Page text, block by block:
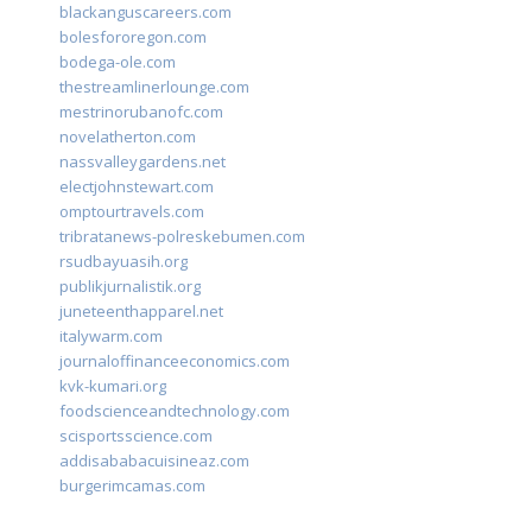
blackanguscareers.com
bolesfororegon.com
bodega-ole.com
thestreamlinerlounge.com
mestrinorubanofc.com
novelatherton.com
nassvalleygardens.net
electjohnstewart.com
omptourtravels.com
tribratanews-polreskebumen.com
rsudbayuasih.org
publikjurnalistik.org
juneteenthapparel.net
italywarm.com
journaloffinanceeconomics.com
kvk-kumari.org
foodscienceandtechnology.com
scisportsscience.com
addisababacuisineaz.com
burgerimcamas.com